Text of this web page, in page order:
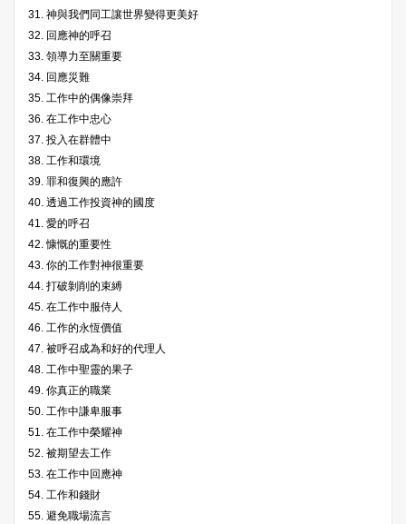
31. 神與我們同工讓世界變得更美好
32. 回應神的呼召
33. 領導力至關重要
34. 回應災難
35. 工作中的偶像崇拜
36. 在工作中忠心
37. 投入在群體中
38. 工作和環境
39. 罪和復興的應許
40. 透過工作投資神的國度
41. 愛的呼召
42. 慷慨的重要性
43. 你的工作對神很重要
44. 打破剝削的束縛
45. 在工作中服侍人
46. 工作的永恆價值
47. 被呼召成為和好的代理人
48. 工作中聖靈的果子
49. 你真正的職業
50. 工作中謙卑服事
51. 在工作中榮耀神
52. 被期望去工作
53. 在工作中回應神
54. 工作和錢財
55. 避免職場流言